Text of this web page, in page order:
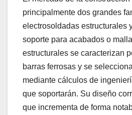
principalmente dos grandes
electrosoldadas estructurales
soporte para acabados o
estructurales se caracterizan
barras ferrosas y se
mediante cálculos de
que soportarán. Su diseño
que incrementa de forma